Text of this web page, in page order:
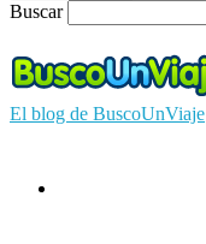
Buscar
El blog de BuscoUnViaje